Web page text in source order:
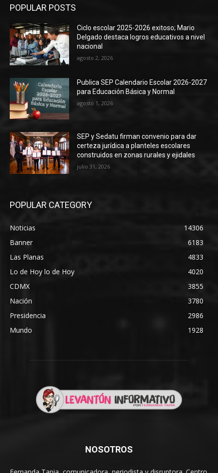
POPULAR POSTS
Ciclo escolar 2025-2026 exitoso; Mario
Delgado destaca logros educativos a nivel
nacional
agosto 2, 2026
Publica SEP Calendario Escolar 2026-2027
para Educación Básica y Normal
agosto 1, 2026
SEP y Sedatu firman convenio para dar
certeza jurídica a planteles escolares
construidos en zonas rurales y ejidales
julio 31, 2026
POPULAR CATEGORY
Noticias
14306
Banner
6183
Las Planas
4833
Lo de Hoy lo de Hoy
4020
CDMX
3855
Nación
3780
Presidencia
2986
Mundo
1928
NOSOTROS